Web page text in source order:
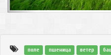
поле пшеница ветер